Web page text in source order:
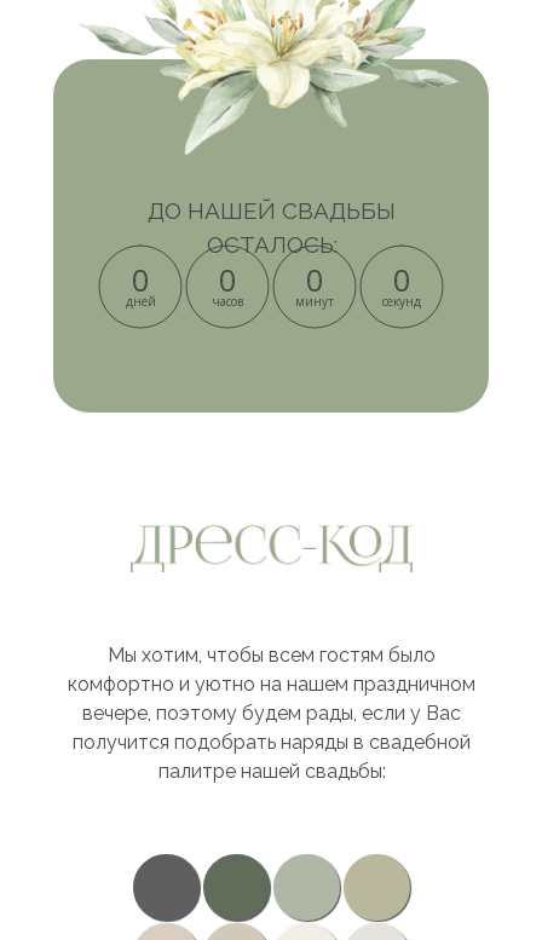
ДО НАШЕЙ СВАДЬБЫ
ОСТАЛОСЬ:
0
дней
0
часов
0
минут
0
секунд
Мы хотим, чтобы всем гостям было
комфортно и уютно на нашем праздничном
вечере, поэтому будем рады, если у Вас
получится подобрать наряды в свадебной
палитре нашей свадьбы: